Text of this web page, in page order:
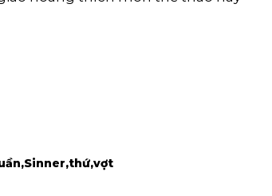
Sinner thứ vợt